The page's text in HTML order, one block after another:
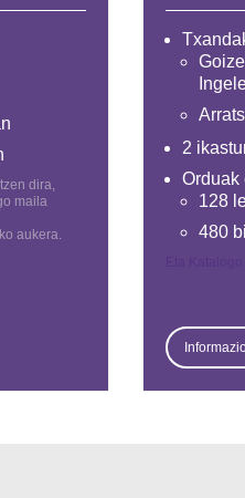
dira,
maila
aukera.
2
Orduak
128
480